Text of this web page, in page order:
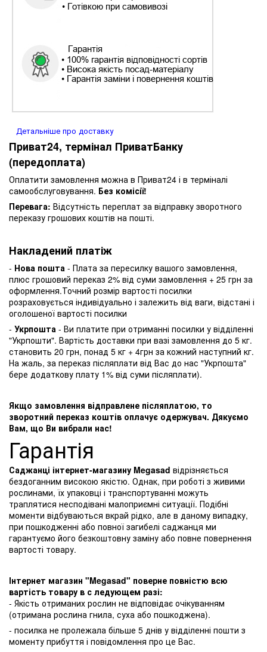
Детальніше про доставку
Приват24, термінал ПриватБанку
(передоплата)
Оплатити замовлення можна в Приват24 і в терміналі
самообслуговування. Без комісії!
Перевага: Відсутність переплат за відправку зворотного
переказу грошових коштів на пошті.
Накладений платіж
- Нова пошта - Плата за пересилку вашого замовлення,
плюс грошовий переказ 2% від суми замовлення + 25 грн за
оформлення.Точний розмір вартості посилки
розраховується індивідуально і залежить від ваги, відстані і
оголошеної вартості посилки
- Укрпошта - Ви платите при отриманні посилки у відділенні
"Укрпошти". Вартість доставки при вазі замовлення до 5 кг.
становить 20 грн, понад 5 кг + 4грн за кожний наступний кг.
На жаль, за переказ післяплати від Вас до нас "Укрпошта"
бере додаткову плату 1% від суми післяплати).
Якщо замовлення відправлене післяплатою, то
зворотний переказ коштів оплачує одержувач. Дякуємо
Вам, що Ви вибрали нас!
Гарантія
Саджанці інтернет-магазину Megasad відрізняється
бездоганним високою якістю. Однак, при роботі з живими
рослинами, їх упаковці і транспортуванні можуть
траплятися несподівані малоприємні ситуації. Подібні
моменти відбуваються вкрай рідко, але в даному випадку,
при пошкодженні або повної загибелі саджанця ми
гарантуємо його безкоштовну заміну або повне повернення
вартості товару.
Інтернет магазин "Megasad" поверне повністю всю
вартість товару в с ледующем разі:
- Якість отриманих рослин не відповідає очікуванням
(отримана рослина гнила, суха або пошкоджена).
- посилка не пролежала більше 5 днів у відділенні пошти з
моменту прибуття і повідомлення про це Вас.